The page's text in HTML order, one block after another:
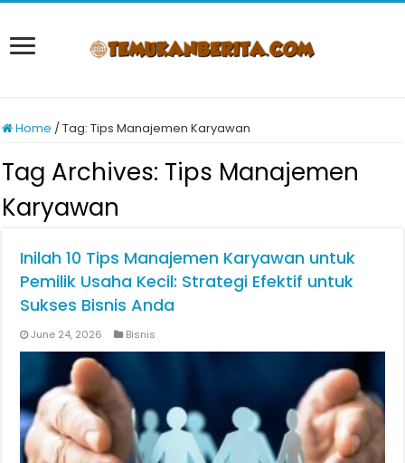
Home /Tag:Tips Manajemen Karyawan
Tag Archives: Tips Manajemen
Karyawan
Inilah 10 Tips Manajemen Karyawan untuk
Pemilik Usaha Kecil: Strategi Efektif untuk
Sukses Bisnis Anda
June 24, 2026 Bisnis